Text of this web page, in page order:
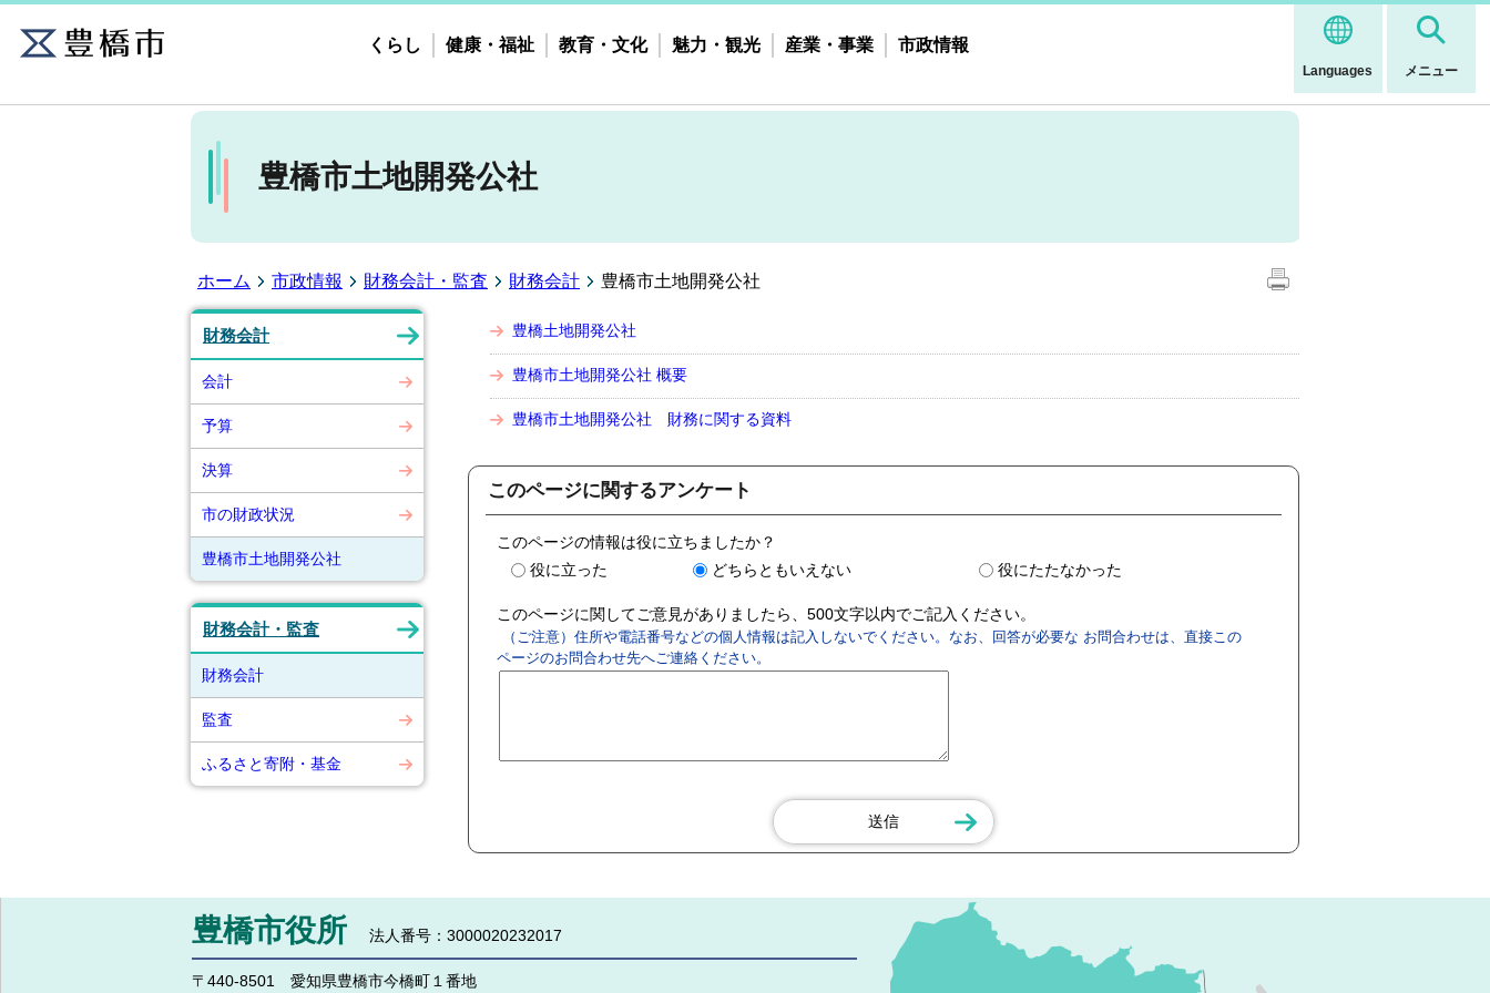
Languages メニュー
くらし 健康・福祉 教育・文化 魅力・観光 産業・事業 市政情報
豊橋市土地開発公社
ホーム 市政情報 財務会計・監査 財務会計 豊橋市土地開発公社
財務会計
会計
予算
決算
市の財政状況
豊橋市土地開発公社
財務会計・監査
財務会計
監査
ふるさと寄附・基金
豊橋土地開発公社
豊橋市土地開発公社 概要
豊橋市土地開発公社 財務に関する資料
このページに関するアンケート
このページの情報は役に立ちましたか？
役に立った
どちらともいえない 役にたたなかった
このページに関してご意見がありましたら、500文字以内でご記入ください。
（ご注意）住所や電話番号などの個人情報は記入しないでください。なお、回答が必要な お問合わせは、直接この
ページのお問合わせ先へご連絡ください。
豊橋市役所 法人番号：3000020232017
〒440-8501 愛知県豊橋市今橋町１番地